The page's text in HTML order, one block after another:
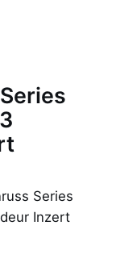
Series
Inzert